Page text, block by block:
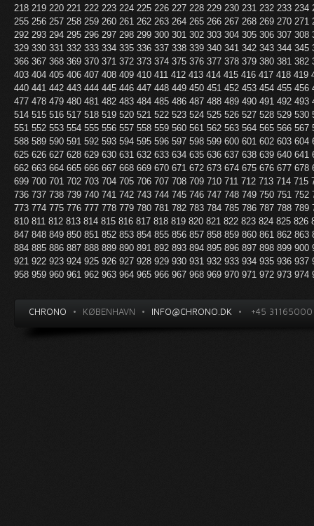
218 219 220 221 222 223 224 225 226 227 228 229 230 231 232 233 234
255 256 257 258 259 260 261 262 263 264 265 266 267 268 269 270 271
292 293 294 295 296 297 298 299 300 301 302 303 304 305 306 307 308
329 330 331 332 333 334 335 336 337 338 339 340 341 342 343 344 345
366 367 368 369 370 371 372 373 374 375 376 377 378 379 380 381 382
403 404 405 406 407 408 409 410 411 412 413 414 415 416 417 418 419
440 441 442 443 444 445 446 447 448 449 450 451 452 453 454 455 456
477 478 479 480 481 482 483 484 485 486 487 488 489 490 491 492 493
514 515 516 517 518 519 520 521 522 523 524 525 526 527 528 529 530
551 552 553 554 555 556 557 558 559 560 561 562 563 564 565 566 567
588 589 590 591 592 593 594 595 596 597 598 599 600 601 602 603 604
625 626 627 628 629 630 631 632 633 634 635 636 637 638 639 640 641
662 663 664 665 666 667 668 669 670 671 672 673 674 675 676 677 678
699 700 701 702 703 704 705 706 707 708 709 710 711 712 713 714 715
736 737 738 739 740 741 742 743 744 745 746 747 748 749 750 751 752
773 774 775 776 777 778 779 780 781 782 783 784 785 786 787 788 789
810 811 812 813 814 815 816 817 818 819 820 821 822 823 824 825 826
847 848 849 850 851 852 853 854 855 856 857 858 859 860 861 862 863
884 885 886 887 888 889 890 891 892 893 894 895 896 897 898 899 900
921 922 923 924 925 926 927 928 929 930 931 932 933 934 935 936 937
958 959 960 961 962 963 964 965 966 967 968 969 970 971 972 973 974
CHRONO • KØBENHAVN • INFO@CHRONO.DK • +45 31165000